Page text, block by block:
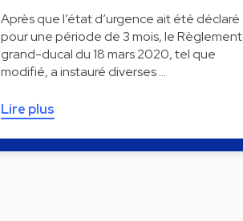
Après que l’état d’urgence ait été déclaré
pour une période de 3 mois, le Règlement
grand-ducal du 18 mars 2020, tel que
modifié, a instauré diverses …
Lire plus